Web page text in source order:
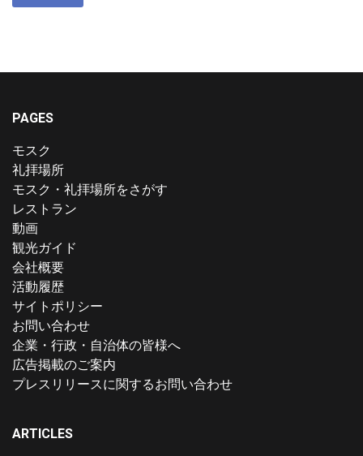
PAGES
モスク
礼拝場所
モスク・礼拝場所をさがす
レストラン
動画
観光ガイド
会社概要
活動履歴
サイトポリシー
お問い合わせ
企業・行政・自治体の皆様へ
広告掲載のご案内
プレスリリースに関するお問い合わせ
ARTICLES